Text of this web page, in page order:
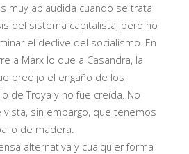
muy aplaudida cuando se trata
del sistema capitalista, pero no
el declive del socialismo. En
a Marx lo que a Casandra, la
predijo el engaño de los
de Troya y no fue creída. No
sin embargo, que tenemos
de madera.
alternativa y cualquier forma